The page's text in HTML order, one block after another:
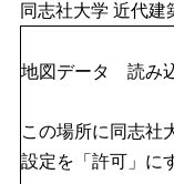
同志社大学 近代建
地図データ 読み
この場所に同志社
設定を「許可」に